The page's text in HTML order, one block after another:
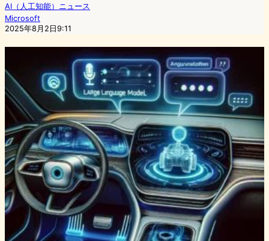
AI（人工知能）ニュース
Microsoft
2025年8月2日9:11